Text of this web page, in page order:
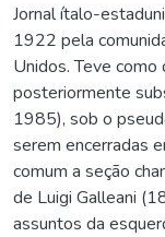
Jornal ítalo-
1922 pela
Unidos. Teve
posteriormente
1985), sob o
serem encerradas
comum a seção
de Luigi Galleani
assuntos da